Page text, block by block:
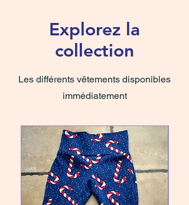
Explorez la
collection
Les différents vêtements disponibles
immédiatement